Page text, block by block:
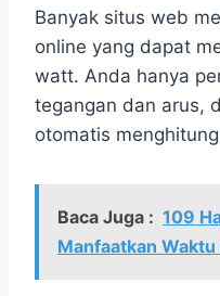
Banyak situs web
online yang dapat
watt. Anda hanya
tegangan dan arus,
otomatis
Baca Juga : 109
Manfaatkan Waktu